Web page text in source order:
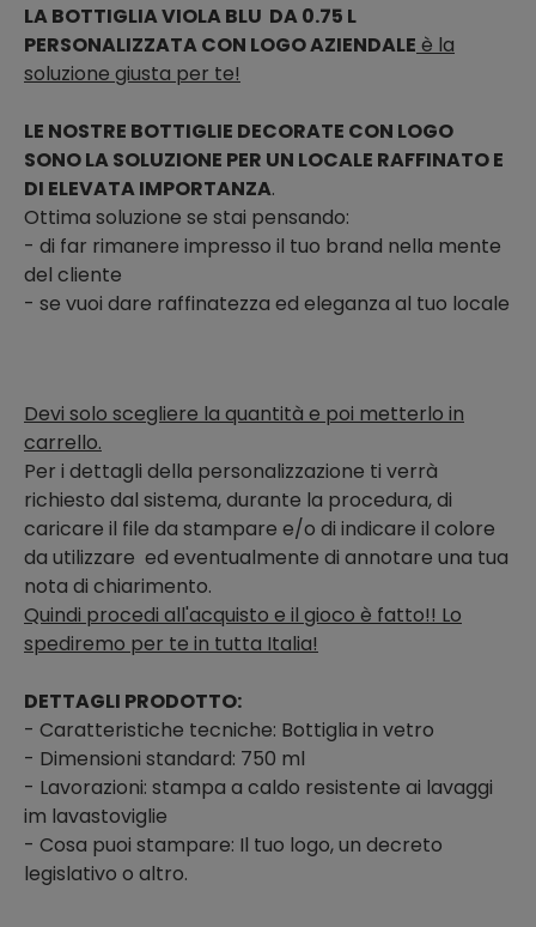
LA BOTTIGLIA VIOLA BLU DA 0.75 L
PERSONALIZZATA CON LOGO AZIENDALE è la
soluzione giusta per te!
LE NOSTRE BOTTIGLIE DECORATE CON LOGO
SONO LA SOLUZIONE PER UN LOCALE RAFFINATO E
DI ELEVATA IMPORTANZA.
Ottima soluzione se stai pensando:
- di far rimanere impresso il tuo brand nella mente
del cliente
- se vuoi dare raffinatezza ed eleganza al tuo locale
Devi solo scegliere la quantità e poi metterlo in
carrello.
Per i dettagli della personalizzazione ti verrà
richiesto dal sistema, durante la procedura, di
caricare il file da stampare e/o di indicare il colore
da utilizzare ed eventualmente di annotare una tua
nota di chiarimento.
Quindi procedi all'acquisto e il gioco è fatto!! Lo
spediremo per te in tutta Italia!
DETTAGLI PRODOTTO:
- Caratteristiche tecniche: Bottiglia in vetro
- Dimensioni standard: 750 ml
- Lavorazioni: stampa a caldo resistente ai lavaggi
im lavastoviglie
- Cosa puoi stampare: Il tuo logo, un decreto
legislativo o altro.